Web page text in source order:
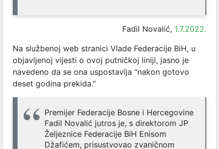
Fadil Novalić, 1.7.2022.
Na službenoj web stranici Vlade Federacije BiH, u
objavljenoj vijesti o ovoj putničkoj liniji, jasno je
navedeno da se ona uspostavlja “nakon gotovo
deset godina prekida.”
Premijer Federacije Bosne i Hercegovine
Fadil Novalić jutros je, s direktorom JP
Željeznice Federacije BiH Enisom
Džafićem, prisustvovao zvaničnom